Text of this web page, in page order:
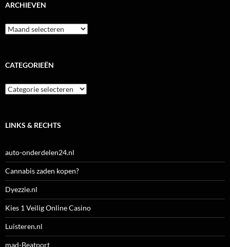
ARCHIEVEN
Archieven
CATEGORIEËN
Categorieën
LINKS & RECHTS
auto-onderdelen24.nl
Cannabis zaden kopen?
Dyezzie.nl
Kies 1 Veilig Online Casino
Luisteren.nl
mad-Beatport